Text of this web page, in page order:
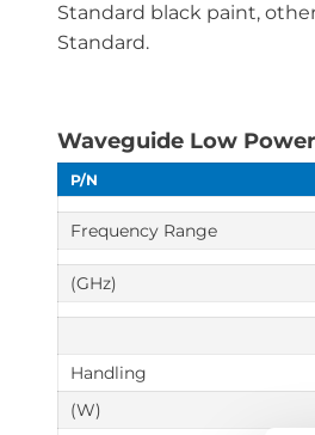
Standard black paint,
Standard.
Waveguide Low
P/N
Frequency Range
(GHz)
Handling
(W)